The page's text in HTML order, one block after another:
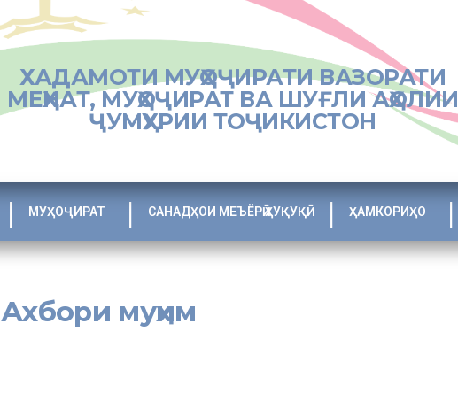
ХАДАМОТИ МУҲОҶИРАТИ ВАЗОРАТИ
МЕҲНАТ, МУҲОҶИРАТ ВА ШУҒЛИ АҲОЛИИ
ҶУМҲУРИИ ТОҶИКИСТОН
МУҲОҶИРАТ САНАДҲОИ МЕЪЁРӢ ҲУҚУҚӢ ҲАМКОРИҲО
Ахбори муҳим